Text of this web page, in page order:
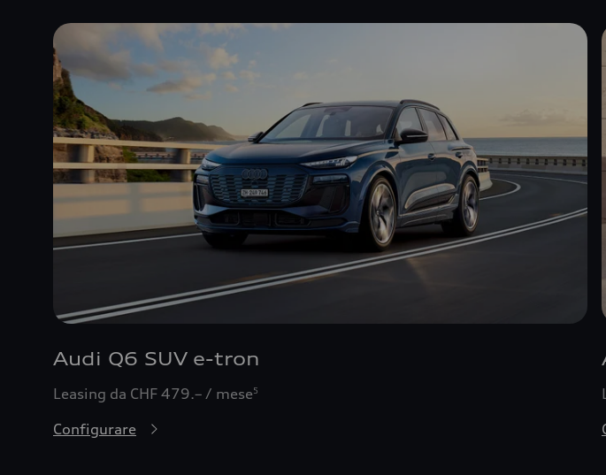
Audi Q6 SUV e-tron
Leasing da CHF 479.– / mese5
Configurare